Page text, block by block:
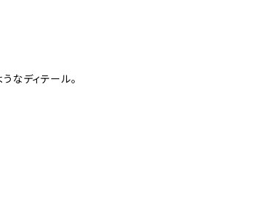
なディテール。